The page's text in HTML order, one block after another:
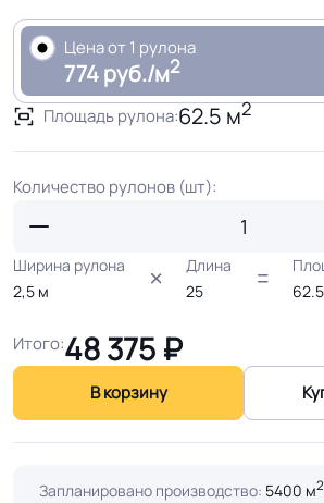
Цена от 1 рулона
774 руб./м2
Площадь рулона:62.5 м2
Количество рулонов (шт):
Ширина рулона
2,5 м
Длина
25
62.5
Итого:48 375 ₽
В корзину
Запланировано производство: 5400 м2